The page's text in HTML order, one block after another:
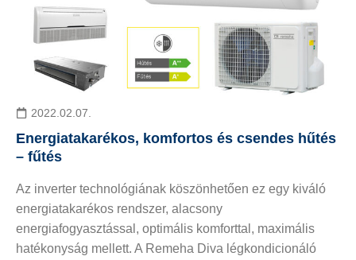
2022.02.07.
Energiatakarékos, komfortos és csendes hűtés
– fűtés
Az inverter technológiának köszönhetően ez egy kiváló
energiatakarékos rendszer, alacsony
energiafogyasztással, optimális komforttal, maximális
hatékonyság mellett. A Remeha Diva légkondicionáló